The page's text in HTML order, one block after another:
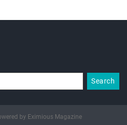
by Eximious Magazine